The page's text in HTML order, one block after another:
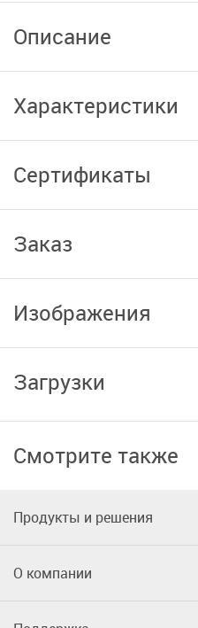
Описание
Характеристики
Сертификаты
Заказ
Изображения
Загрузки
Смотрите также
Продукты и решения
О компании